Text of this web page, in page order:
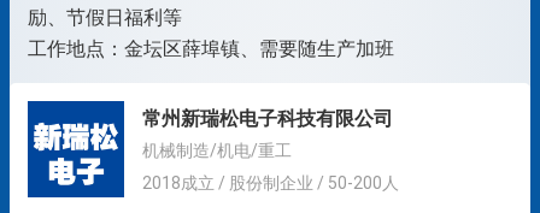
励、节假日福利等
工作地点：金坛区薛埠镇、需要随生产加班
常州新瑞松电子科技有限公司
机械制造/机电/重工
2018成立 / 股份制企业 / 50-200人